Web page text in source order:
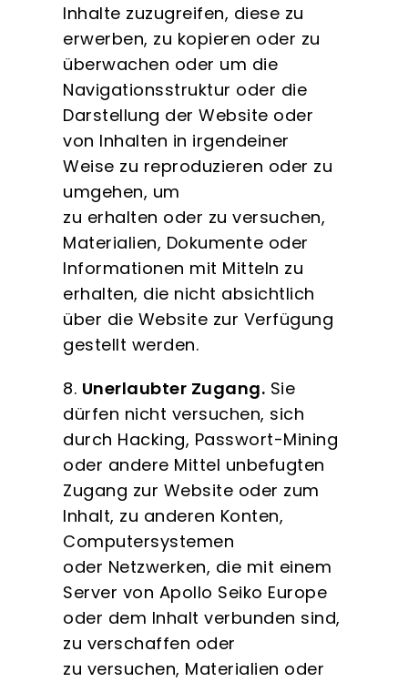
Inhalte zuzugreifen, diese zu
erwerben, zu kopieren oder zu
überwachen oder um die
Navigationsstruktur oder die
Darstellung der Website oder
von Inhalten in irgendeiner
Weise zu reproduzieren oder zu
umgehen, um
zu erhalten oder zu versuchen,
Materialien, Dokumente oder
Informationen mit Mitteln zu
erhalten, die nicht absichtlich
über die Website zur Verfügung
gestellt werden.
8. Unerlaubter Zugang. Sie
dürfen nicht versuchen, sich
durch Hacking, Passwort-Mining
oder andere Mittel unbefugten
Zugang zur Website oder zum
Inhalt, zu anderen Konten,
Computersystemen
oder Netzwerken, die mit einem
Server von Apollo Seiko Europe
oder dem Inhalt verbunden sind,
zu verschaffen oder
zu versuchen, Materialien oder